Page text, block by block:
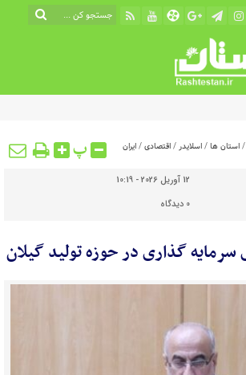
/استان ها/اسلایدر/اقتصادی/ایران پ
12 آوریل 2026 - 10:19
0 دیدگاه